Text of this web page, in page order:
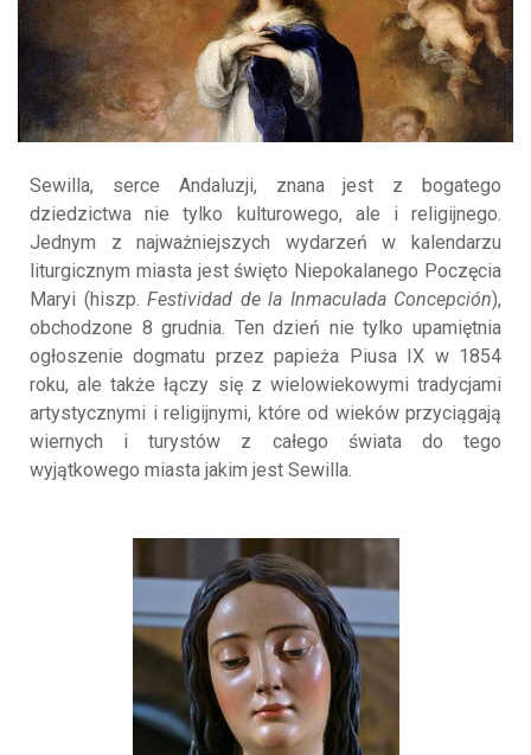
Sewilla, serce Andaluzji, znana jest z bogatego
dziedzictwa nie tylko kulturowego, ale i religijnego.
Jednym z najważniejszych wydarzeń w kalendarzu
liturgicznym miasta jest święto Niepokalanego Poczęcia
Maryi (hiszp. Festividad de la Inmaculada Concepción),
obchodzone 8 grudnia. Ten dzień nie tylko upamiętnia
ogłoszenie dogmatu przez papieża Piusa IX w 1854
roku, ale także łączy się z wielowiekowymi tradycjami
artystycznymi i religijnymi, które od wieków przyciągają
wiernych i turystów z całego świata do tego
wyjątkowego miasta jakim jest Sewilla.